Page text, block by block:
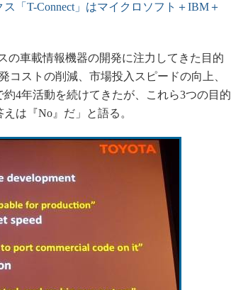
「T-Connect」はマイクロソフト＋IBM＋
車載情報機器の開発に注力してきた目的
コストの削減、市場投入スピードの向上、
4年活動を続けてきたが、これら3つの目的
は『No』だ」と語る。